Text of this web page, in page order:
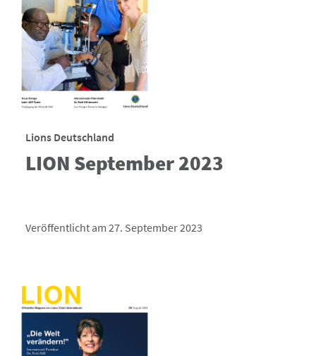
Lions Deutschland
LION September 2023
Veröffentlicht am 27. September 2023